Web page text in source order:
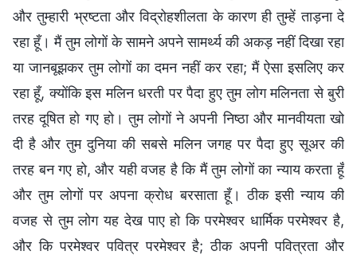
और तुम्हारी भ्रष्टता और विद्रोहशीलता के कारण ही तुम्हें ताड़ना दे
रहा हूँ। मैं तुम लोगों के सामने अपने सामर्थ्य की अकड़ नहीं दिखा रहा
या जानबूझकर तुम लोगों का दमन नहीं कर रहा; मैं ऐसा इसलिए कर
रहा हूँ, क्योंकि इस मलिन धरती पर पैदा हुए तुम लोग मलिनता से बुरी
तरह दूषित हो गए हो। तुम लोगों ने अपनी निष्ठा और मानवीयता खो
दी है और तुम दुनिया की सबसे मलिन जगह पर पैदा हुए सूअर की
तरह बन गए हो, और यही वजह है कि मैं तुम लोगों का न्याय करता हूँ
और तुम लोगों पर अपना क्रोध बरसाता हूँ। ठीक इसी न्याय की
वजह से तुम लोग यह देख पाए हो कि परमेश्वर धार्मिक परमेश्वर है,
और कि परमेश्वर पवित्र परमेश्वर है; ठीक अपनी पवित्रता और